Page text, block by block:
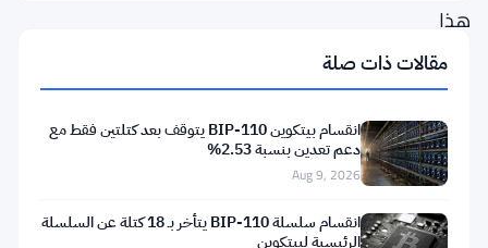
هذا
المستوى
منذ
فبراير
نطاق
ضيق
مقالات ذات صلة
انقسام بيتكوين BIP-110 يتوقف بعد كتلتين فقط مع
دعم تعدين بنسبة 2.53%
Aug 9, 2026
انقسام سلسلة BIP-110 يتأخر بـ 18 كتلة عن السلسلة
الرئيسية لبيتكوين